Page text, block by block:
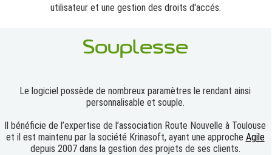
utilisateur et une gestion des droits d'accés.
Souplesse
Le logiciel possède de nombreux paramètres le rendant ainsi
personnalisable et souple.
Il bénéficie de l’expertise de l’association Route Nouvelle à Toulouse
et il est maintenu par la société Krinasoft, ayant une approche Agile
depuis 2007 dans la gestion des projets de ses clients.